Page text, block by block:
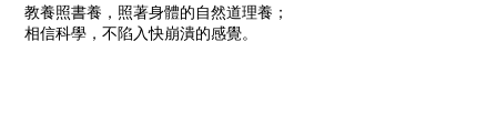
教養照書養，照著身體的自然道理養；
​相信科學，不陷入快崩潰的感覺。